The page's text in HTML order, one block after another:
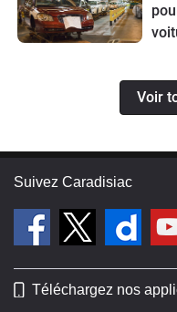
Voir
Suivez Caradisiac
Téléchargez nos